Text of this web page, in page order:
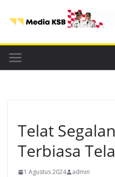
content
Telat
Terbiasa
1 Agustus 2024
admin